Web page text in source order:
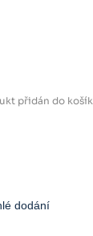
přidán do
dodání